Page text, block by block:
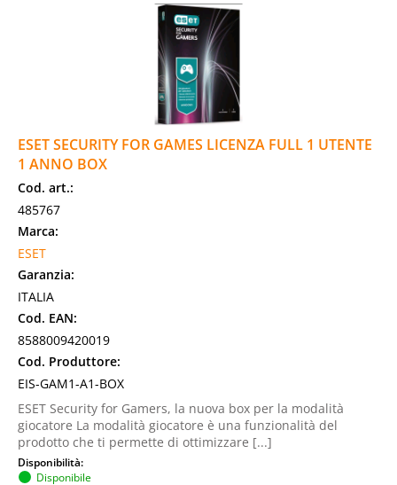
ESET SECURITY FOR GAMES LICENZA FULL 1 UTENTE
1 ANNO BOX
Cod. art.:
485767
Marca:
ESET
Garanzia:
ITALIA
Cod. EAN:
8588009420019
Cod. Produttore:
EIS-GAM1-A1-BOX
ESET Security for Gamers, la nuova box per la modalità
giocatore La modalità giocatore è una funzionalità del
prodotto che ti permette di ottimizzare [...]
Disponibilità:
Disponibile